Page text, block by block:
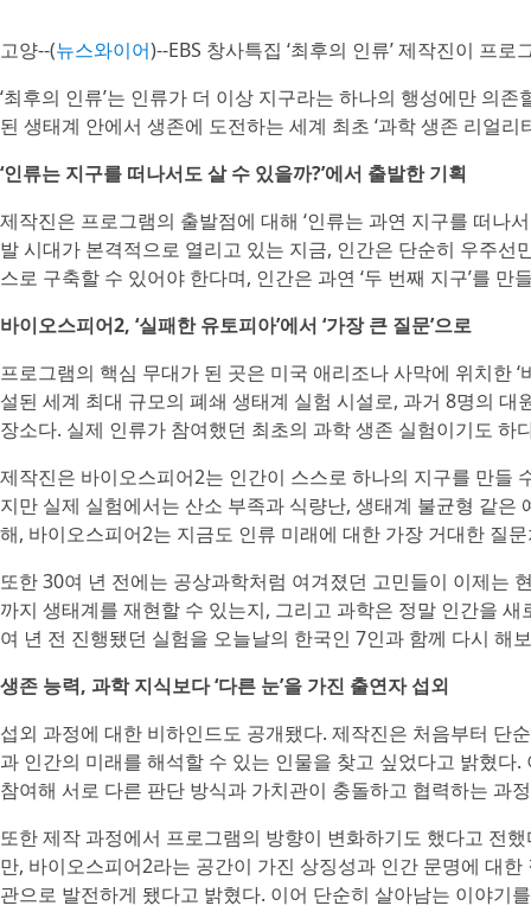
고양--(뉴스와이어)--EBS 창사특집 ‘최후의 인류’ 제작진이 프
‘최후의 인류’는 인류가 더 이상 지구라는 하나의 행성에만 의
된 생태계 안에서 생존에 도전하는 세계 최초 ‘과학 생존 리얼리
‘인류는 지구를 떠나서도 살 수 있을까?’에서 출발한 기획
제작진은 프로그램의 출발점에 대해 ‘인류는 과연 지구를 떠나
발 시대가 본격적으로 열리고 있는 지금, 인간은 단순히 우주
스로 구축할 수 있어야 한다며, 인간은 과연 ‘두 번째 지구’를
바이오스피어2, ‘실패한 유토피아’에서 ‘가장 큰 질문’으로
프로그램의 핵심 무대가 된 곳은 미국 애리조나 사막에 위치한
설된 세계 최대 규모의 폐쇄 생태계 실험 시설로, 과거 8명의
장소다. 실제 인류가 참여했던 최초의 과학 생존 실험이기도 하
제작진은 바이오스피어2는 인간이 스스로 하나의 지구를 만들
지만 실제 실험에서는 산소 부족과 식량난, 생태계 불균형 같
해, 바이오스피어2는 지금도 인류 미래에 대한 가장 거대한 질
또한 30여 년 전에는 공상과학처럼 여겨졌던 고민들이 이제는
까지 생태계를 재현할 수 있는지, 그리고 과학은 정말 인간을
여 년 전 진행됐던 실험을 오늘날의 한국인 7인과 함께 다시 해
생존 능력, 과학 지식보다 ‘다른 눈’을 가진 출연자 섭외
섭외 과정에 대한 비하인드도 공개됐다. 제작진은 처음부터 단
과 인간의 미래를 해석할 수 있는 인물을 찾고 싶었다고 밝혔
참여해 서로 다른 판단 방식과 가치관이 충돌하고 협력하는 과
또한 제작 과정에서 프로그램의 방향이 변화하기도 했다고 전
만, 바이오스피어2라는 공간이 가진 상징성과 인간 문명에 대
관으로 발전하게 됐다고 밝혔다. 이어 단순히 살아남는 이야기